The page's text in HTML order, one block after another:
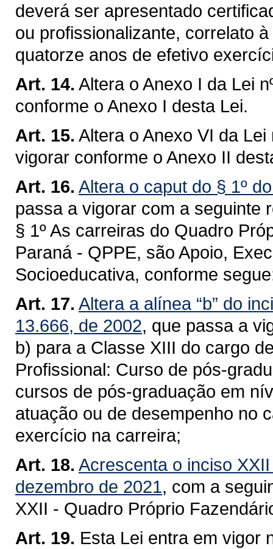
deverá ser apresentado
ou profissionalizante, correlato
quatorze anos de efetivo
Art. 14. Altera o Anexo I da Lei
conforme o Anexo I desta Lei.
Art. 15. Altera o Anexo VI da
vigorar conforme o Anexo II
Art. 16. Altera o caput do § 1º
passa a vigorar com a seguinte
§ 1º As carreiras do Quadro
Paraná - QPPE, são Apoio,
Socioeducativa, conforme
Art. 17. Altera a alínea “b” do
13.666, de 2002, que passa a
b) para a Classe XIII do cargo
Profissional: Curso de pós-
cursos de pós-graduação em
atuação ou de desempenho no
exercício na carreira;
Art. 18. Acrescenta o inciso
dezembro de 2021, com a
XXII - Quadro Próprio
Art. 19. Esta Lei entra em vigor